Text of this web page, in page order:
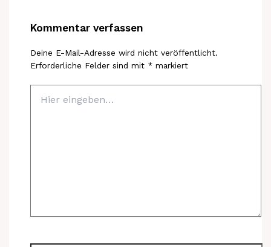
Kommentar verfassen
Deine E-Mail-Adresse wird nicht veröffentlicht.
Erforderliche Felder sind mit *markiert
eingeben…